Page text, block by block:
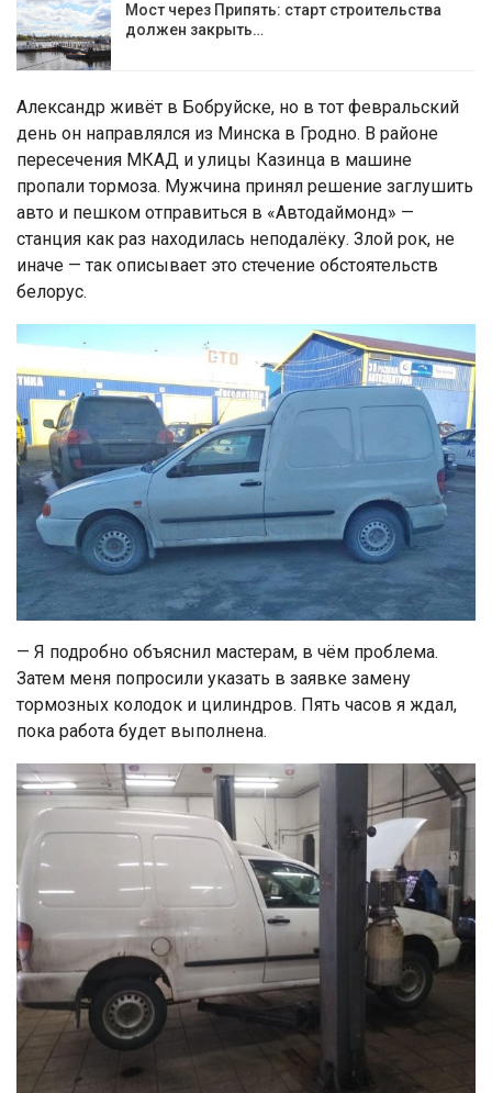
Мост через Припять: старт строительства
должен закрыть…
Александр живёт в Бобруйске, но в тот февральский
день он направлялся из Минска в Гродно. В районе
пересечения МКАД и улицы Казинца в машине
пропали тормоза. Мужчина принял решение заглушить
авто и пешком отправиться в «Автодаймонд» —
станция как раз находилась неподалёку. Злой рок, не
иначе — так описывает это стечение обстоятельств
белорус.
— Я подробно объяснил мастерам, в чём проблема.
Затем меня попросили указать в заявке замену
тормозных колодок и цилиндров. Пять часов я ждал,
пока работа будет выполнена.